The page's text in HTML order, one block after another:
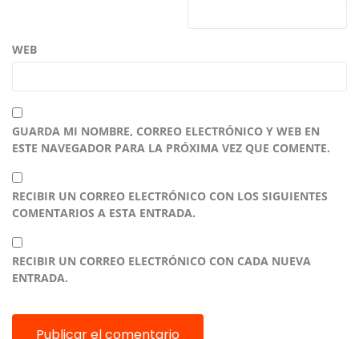
WEB
GUARDA MI NOMBRE, CORREO ELECTRÓNICO Y WEB EN
ESTE NAVEGADOR PARA LA PRÓXIMA VEZ QUE COMENTE.
RECIBIR UN CORREO ELECTRÓNICO CON LOS SIGUIENTES
COMENTARIOS A ESTA ENTRADA.
RECIBIR UN CORREO ELECTRÓNICO CON CADA NUEVA
ENTRADA.